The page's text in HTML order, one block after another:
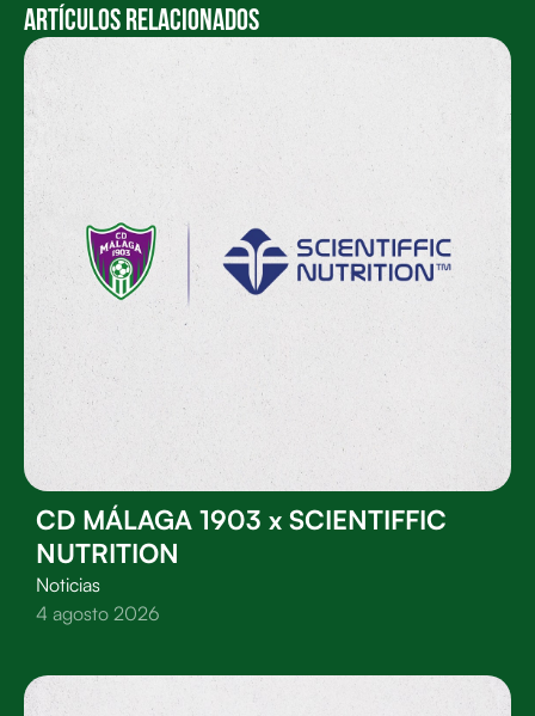
Artículos Relacionados
CD MÁLAGA 1903 x SCIENTIFFIC
NUTRITION
Noticias
4 agosto 2026